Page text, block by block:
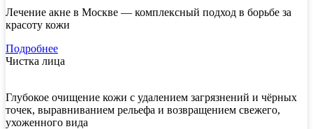
Лечение акне в Москве — комплексный подход в борьбе за
красоту кожи
Подробнее
Чистка лица
Глубокое очищение кожи с удалением загрязнений и чёрных
точек, выравниванием рельефа и возвращением свежего,
ухоженного вида